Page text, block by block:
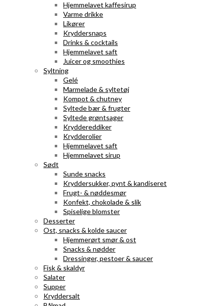
Hjemmelavet kaffesirup
Varme drikke
Likører
Kryddersnaps
Drinks & cocktails
Hjemmelavet saft
Juicer og smoothies
Syltning
Gelé
Marmelade & syltetøj
Kompot & chutney
Syltede bær & frugter
Syltede grøntsager
Kryddereddiker
Krydderolier
Hjemmelavet saft
Hjemmelavet sirup
Sødt
Sunde snacks
Kryddersukker, pynt & kandiseret
Frugt- & nøddesmør
Konfekt, chokolade & slik
Spiselige blomster
Desserter
Ost, snacks & kolde saucer
Hjemmerørt smør & ost
Snacks & nødder
Dressinger, pestoer & saucer
Fisk & skaldyr
Salater
Supper
Kryddersalt